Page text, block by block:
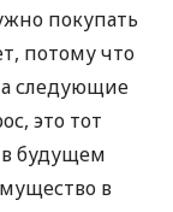
покупать
потому что
следующие
это тот
будущем
в